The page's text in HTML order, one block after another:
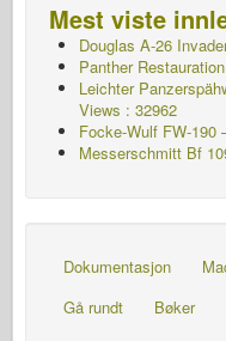
Mest viste
Douglas A-26
Panther
Leichter
Views : 32962
Focke-Wulf FW-190
Messerschmitt Bf
Dokumentasjon
Gå rundt
Bøker